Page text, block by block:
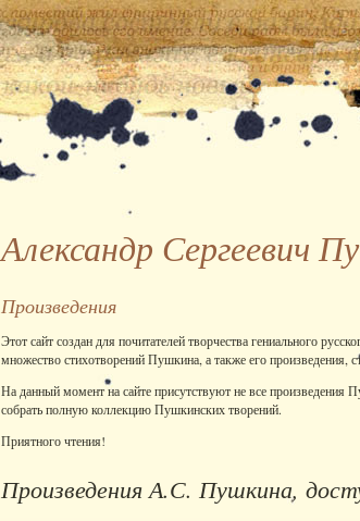
Александр Сергеевич
Произведения
Этот сайт создан для почитателей творчества гениального
множество стихотворений Пушкина, а также его произведения,
На данный момент на сайте присутствуют не все
собрать полную коллекцию Пушкинских творений.
Приятного чтения!
Произведения А.С. Пушкина,